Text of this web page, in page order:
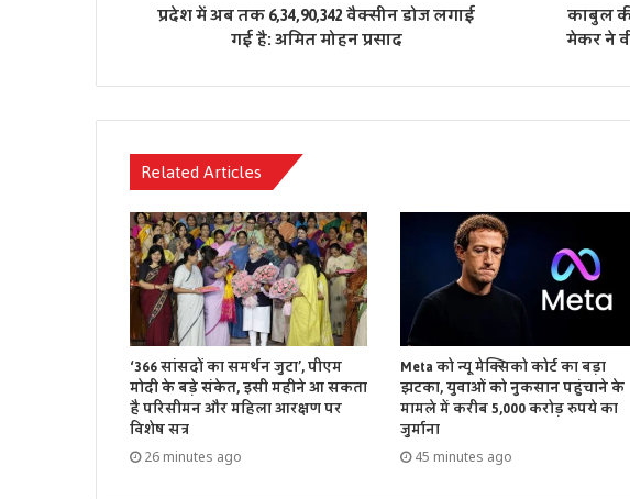
प्रदेश में अब तक 6,34,90,342 वैक्सीन डोज लगाई
गई है: अमित मोहन प्रसाद
काबुल
मेकर ने
Related Articles
‘366 सांसदों का समर्थन जुटा’, पीएम
मोदी के बड़े संकेत, इसी महीने आ सकता
है परिसीमन और महिला आरक्षण पर
विशेष सत्र
26 minutes ago
Meta को न्यू मेक्सिको कोर्ट का बड़ा
झटका, युवाओं को नुकसान पहुंचाने के
मामले में करीब 5,000 करोड़ रुपये का
जुर्माना
45 minutes ago